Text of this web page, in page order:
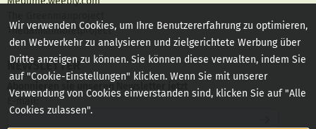
Thedanishmorelproject
NEWSLETTER
Abonnieren sie unseren Newsletter jetzt
Geben Sie Ihre E-Mail-Adresse für den Newsletter ein
Wir verwenden Cookies, um Ihre Benutzererfahrung zu optimieren,
den Webverkehr zu analysieren und zielgerichtete Werbung über
Dritte anzeigen zu können. Sie können diese verwalten, indem Sie
auf "Cookie-Einstellungen" klicken. Wenn Sie mit unserer
Verwendung von Cookies einverstanden sind, klicken Sie auf "Alle
Cookies zulassen".